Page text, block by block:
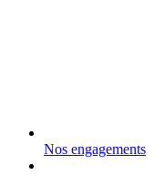
Nos engagements